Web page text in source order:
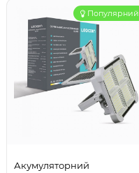
Популярний
Акумуляторний